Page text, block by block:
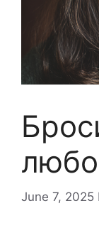
June 7, 2025